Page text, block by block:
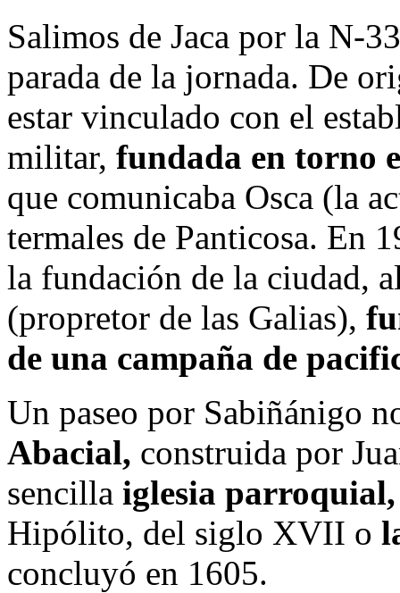
Salimos de Jaca por la N-
parada de la jornada. De
estar vinculado con el
militar, fundada en torno
que comunicaba Osca (la
termales de Panticosa. En
la fundación de la ciudad,
(propretor de las Galias),
de una campaña de
Un paseo por Sabiñánigo
Abacial, construida por
sencilla iglesia parroquial,
Hipólito, del siglo XVII o
concluyó en 1605.